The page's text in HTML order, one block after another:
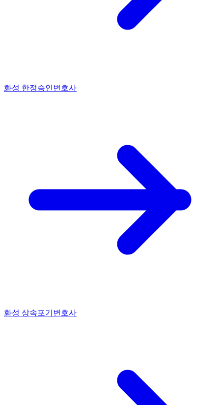
화성 한정승인변호사
화성 상속포기변호사